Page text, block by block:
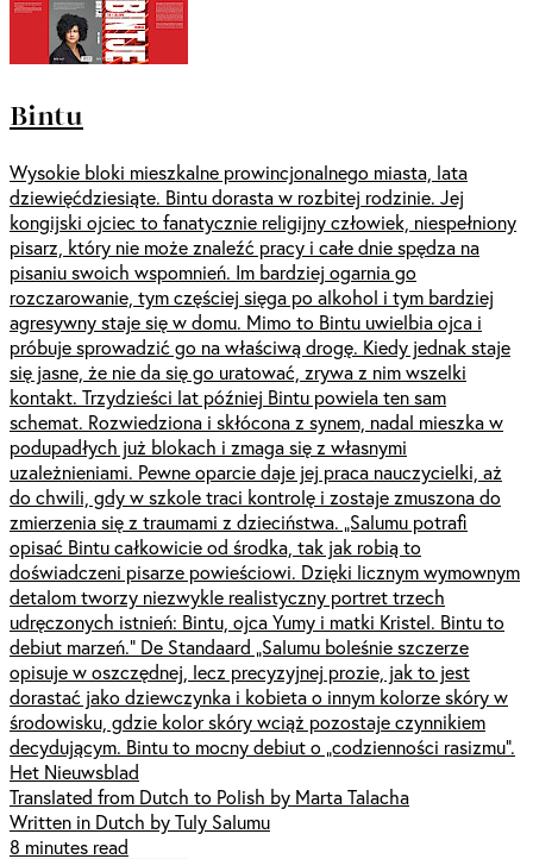
Bintu
Wysokie bloki mieszkalne prowincjonalnego miasta, lata
dziewięćdziesiąte. Bintu dorasta w rozbitej rodzinie. Jej
kongijski ojciec to fanatycznie religijny człowiek, niespełniony
pisarz, który nie może znaleźć pracy i całe dnie spędza na
pisaniu swoich wspomnień. Im bardziej ogarnia go
rozczarowanie, tym częściej sięga po alkohol i tym bardziej
agresywny staje się w domu. Mimo to Bintu uwielbia ojca i
próbuje sprowadzić go na właściwą drogę. Kiedy jednak staje
się jasne, że nie da się go uratować, zrywa z nim wszelki
kontakt. Trzydzieści lat później Bintu powiela ten sam
schemat. Rozwiedziona i skłócona z synem, nadal mieszka w
podupadłych już blokach i zmaga się z własnymi
uzależnieniami. Pewne oparcie daje jej praca nauczycielki, aż
do chwili, gdy w szkole traci kontrolę i zostaje zmuszona do
zmierzenia się z traumami z dzieciństwa. „Salumu potrafi
opisać Bintu całkowicie od środka, tak jak robią to
doświadczeni pisarze powieściowi. Dzięki licznym wymownym
detalom tworzy niezwykle realistyczny portret trzech
udręczonych istnień: Bintu, ojca Yumy i matki Kristel. Bintu to
debiut marzeń.” De Standaard „Salumu boleśnie szczerze
opisuje w oszczędnej, lecz precyzyjnej prozie, jak to jest
dorastać jako dziewczynka i kobieta o innym kolorze skóry w
środowisku, gdzie kolor skóry wciąż pozostaje czynnikiem
decydującym. Bintu to mocny debiut o „codzienności rasizmu”.
Het Nieuwsblad
Translated from Dutch to Polish by Marta Talacha
Written in Dutch by Tuly Salumu
8 minutes read